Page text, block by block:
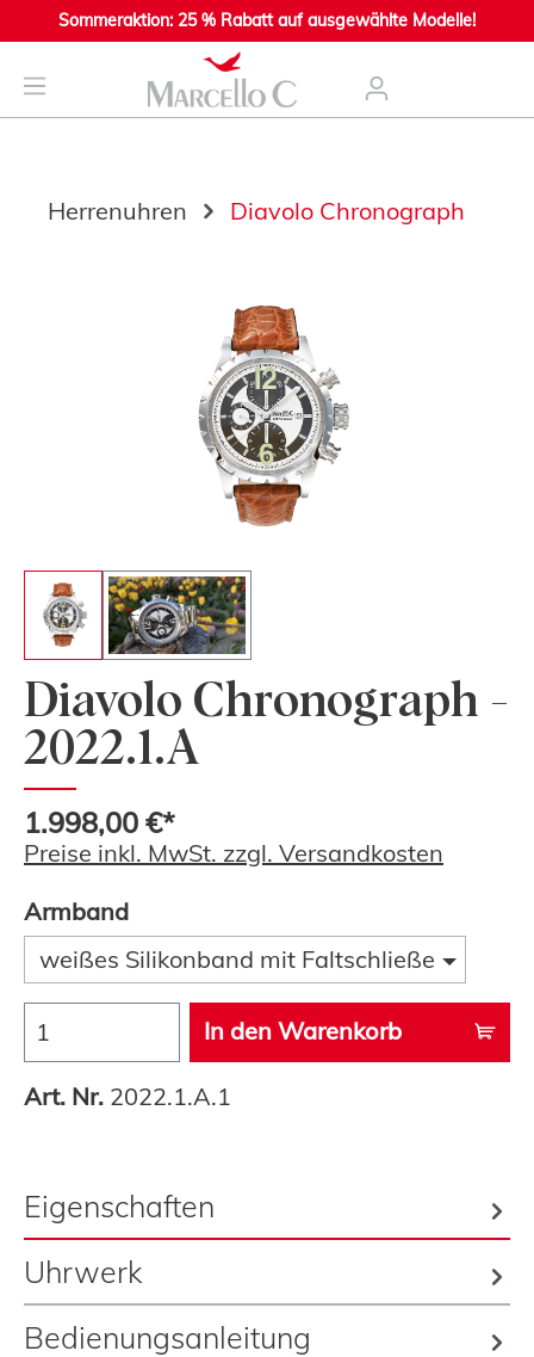
springen
Sommeraktion: 25 % Rabatt auf ausgewählte Modelle!
Herrenuhren Diavolo Chronograph
Diavolo Chronograph -
2022.1.A
1.998,00 €*
Preise inkl. MwSt. zzgl. Versandkosten
Armband
weißes Silikonband mit Faltschließe
In den Warenkorb
Art. Nr. 2022.1.A.1
Eigenschaften
Uhrwerk
Bedienungsanleitung